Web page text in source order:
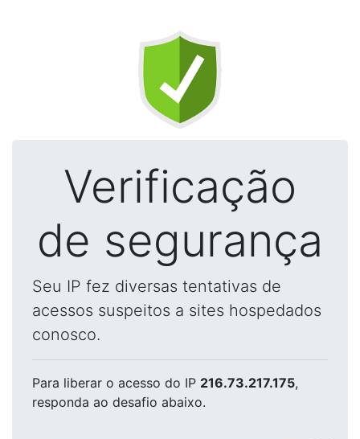
Verificação
de segurança
Seu IP fez diversas tentativas de
acessos suspeitos a sites hospedados
conosco.
Para liberar o acesso do IP 216.73.217.175,
responda ao desafio abaixo.